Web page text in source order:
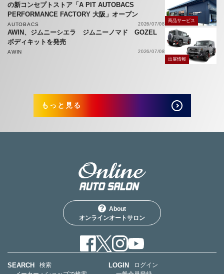
の新コンセプトストア「A PIT AUTOBACS
PERFORMANCE FACTORY 大阪」オープン
AUTOBACS 2026/07/08
商品サービス
AWIN、ジムニーシエラ ジムニーノマド GOZEL
ボディキットを発売
AWIN
2026/07/08
出展情報
もっと見る
About
オンラインオートサロン
SEARCH
検索
LOGIN
ログイン